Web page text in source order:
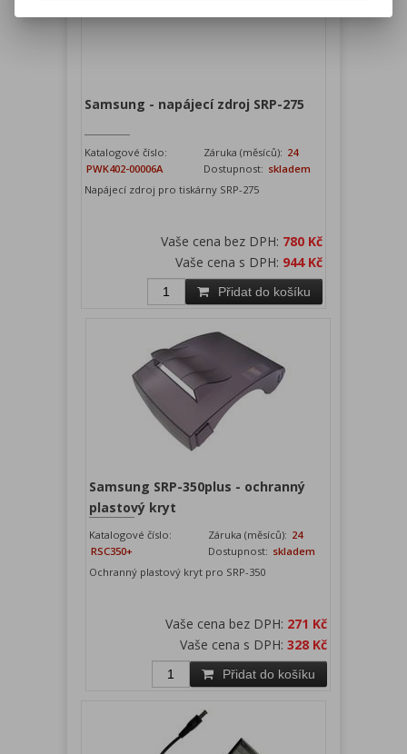
Samsung - napájecí zdroj SRP-275
Katalogové číslo:
PWK402-00006A
Záruka (měsíců): 24
Dostupnost: skladem
Napájecí zdroj pro tiskárny SRP-275
Vaše cena bez DPH: 780 Kč
Vaše cena s DPH: 944 Kč
Přidat do košíku
Samsung SRP-350plus - ochranný
plastový kryt
Katalogové číslo:
RSC350+
Záruka (měsíců): 24
Dostupnost: skladem
Ochranný plastový kryt pro SRP-350
Vaše cena bez DPH: 271 Kč
Vaše cena s DPH:328 Kč
Přidat do košíku